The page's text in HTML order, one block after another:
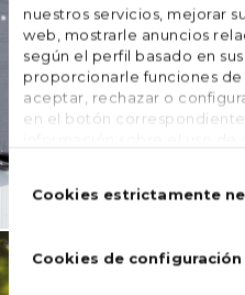
nuestros servicios, mejorar
web, mostrarle anuncios
según el perfil basado en
proporcionarle funciones
aceptar, rechazar o
en el botón
deCookies estrictamente
Cookies de configuración
DES